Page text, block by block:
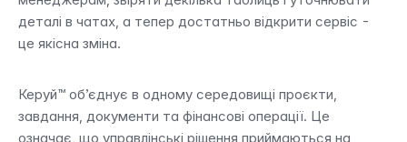
деталі в чатах, а тепер достатньо відкрити сервіс -
це якісна зміна.
Керуй™ об’єднує в одному середовищі проєкти,
завдання, документи та фінансові операції. Це
означає, що управлінські рішення приймаються на